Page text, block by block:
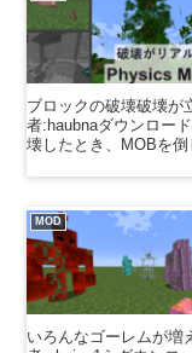
ブロックの破壊破壊が
者:haubnaダウンロー
壊したとき、MOBを
MOD
いろんなゴーレムが増